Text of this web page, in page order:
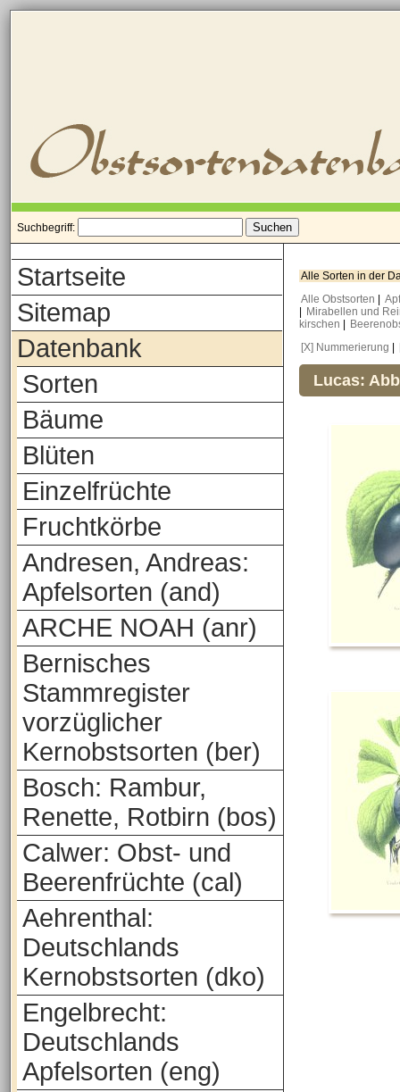
Suchbegriff:
Startseite
Sitemap
Datenbank
Sorten
Bäume
Blüten
Einzelfrüchte
Fruchtkörbe
Andresen, Andreas:
Apfelsorten (and)
ARCHE NOAH (anr)
Bernisches
Stammregister
vorzüglicher
Kernobstsorten (ber)
Bosch: Rambur,
Renette, Rotbirn (bos)
Calwer: Obst- und
Beerenfrüchte (cal)
Aehrenthal:
Deutschlands
Kernobstsorten (dko)
Engelbrecht:
Deutschlands
Apfelsorten (eng)
Alle Sorten in der
Alle Obstsorten
Mirabellen und
kirschen
[X] Nummerierung
Lucas: